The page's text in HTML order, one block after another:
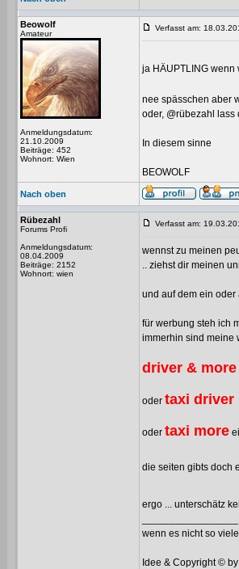
Beowolf
Amateur
Anmeldungsdatum:
21.10.2009
Beiträge: 452
Wohnort: Wien
Verfasst am:
ja HÄUPTLING
nee spässchen aber
oder, @rübezahl
In diesem sinne
BEOWOLF
Nach oben
Rübezahl
Forums Profi
Anmeldungsdatum:
08.04.2009
Beiträge: 2152
Wohnort: wien
Verfasst am:
wennst zu meinen
.. ziehst dir meinen
und auf dem ein
für werbung steh ich
immerhin sind meine
driver & more
oder taxi driver
oder taxi more
die seiten gibts doch
ergo ... unterschätz
wenn es nicht so
Idee & Copyright ©